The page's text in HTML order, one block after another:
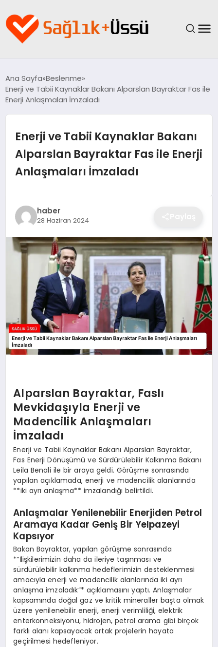
YAŞAM
GÜNCEL
SPOR & FITNESS
Ana Sayfa Beslenme
Enerji ve Tabii Kaynaklar Bakanı Alparslan Bayraktar Fas ile
Enerji Anlaşmaları İmzaladı
Enerji ve Tabii Kaynaklar Bakanı
Alparslan Bayraktar Fas ile Enerji
Anlaşmaları İmzaladı
haber
28 Haziran 2024
Alparslan Bayraktar, Faslı
Mevkidaşıyla Enerji ve
Madencilik Anlaşmaları
İmzaladı
Enerji ve Tabii Kaynaklar Bakanı Alparslan Bayraktar,
Fas Enerji Dönüşümü ve Sürdürülebilir Kalkınma Bakanı
Leila Benali ile bir araya geldi. Görüşme sonrasında
yapılan açıklamada, enerji ve madencilik alanlarında
**iki ayrı anlaşma** imzalandığı belirtildi.
Anlaşmalar Yenilenebilir Enerjiden Petrol
Aramaya Kadar Geniş Bir Yelpazeyi
Kapsıyor
Bakan Bayraktar, yapılan görüşme sonrasında
*”İlişkilerimizin daha da ileriye taşınması ve
sürdürülebilir kalkınma hedeflerimizin desteklenmesi
amacıyla enerji ve madencilik alanlarında iki ayrı
anlaşma imzaladık”* açıklamasını yaptı. Anlaşmalar
kapsamında doğal gaz ve kritik mineraller başta olmak
üzere yenilenebilir enerji, enerji verimliliği, elektrik
enterkonneksiyonu, hidrojen, petrol arama gibi birçok
farklı alanı kapsayacak ortak projelerin hayata
geçirilmesi hedefleniyor.